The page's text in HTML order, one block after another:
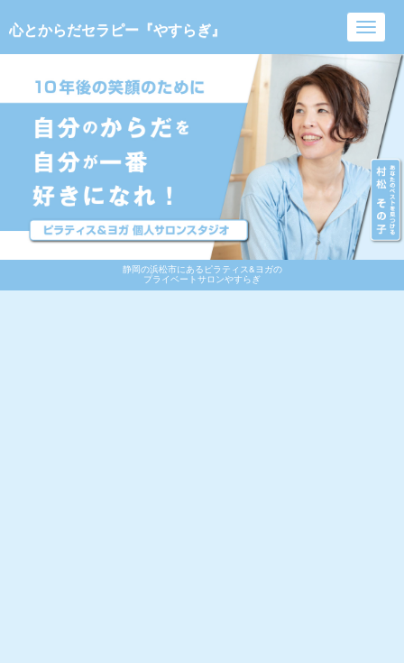
静岡の浜松市にあるピラティス&ヨガの
プライベートサロンやすらぎ
心とからだセラピー『やすらぎ』